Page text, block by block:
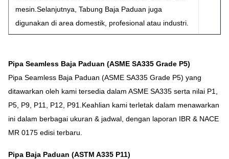
mesin.Selanjutnya, Tabung Baja Paduan juga
digunakan di area domestik, profesional atau industri.
Pipa Seamless Baja Paduan (ASME SA335 Grade P5)
Pipa Seamless Baja Paduan (ASME SA335 Grade P5) yang
ditawarkan oleh kami tersedia dalam ASME SA335 serta nilai P1,
P5, P9, P11, P12, P91.Keahlian kami terletak dalam menawarkan
ini dalam berbagai ukuran & jadwal, dengan laporan IBR & NACE
MR 0175 edisi terbaru.
Pipa Baja Paduan (ASTM A335 P11)